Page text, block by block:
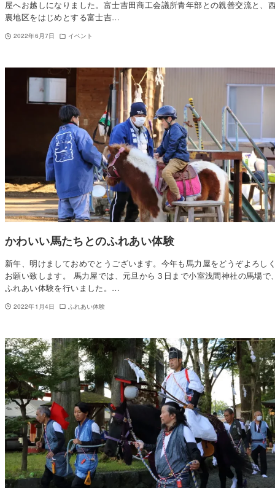
屋へお越しになりました。富士吉田商工会議所青年部との親善交流と、
裏地区をはじめとする富士吉…
2022年6月7日 イベント
かわいい馬たちとのふれあい体験
新年、明けましておめでとうございます。今年も馬力屋をどうぞよろし
お願い致します。 馬力屋では、元旦から３日まで小室浅間神社の馬場で
ふれあい体験を行いました。…
2022年1月4日 ふれあい体験